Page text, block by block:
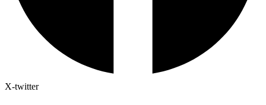
X-twitter